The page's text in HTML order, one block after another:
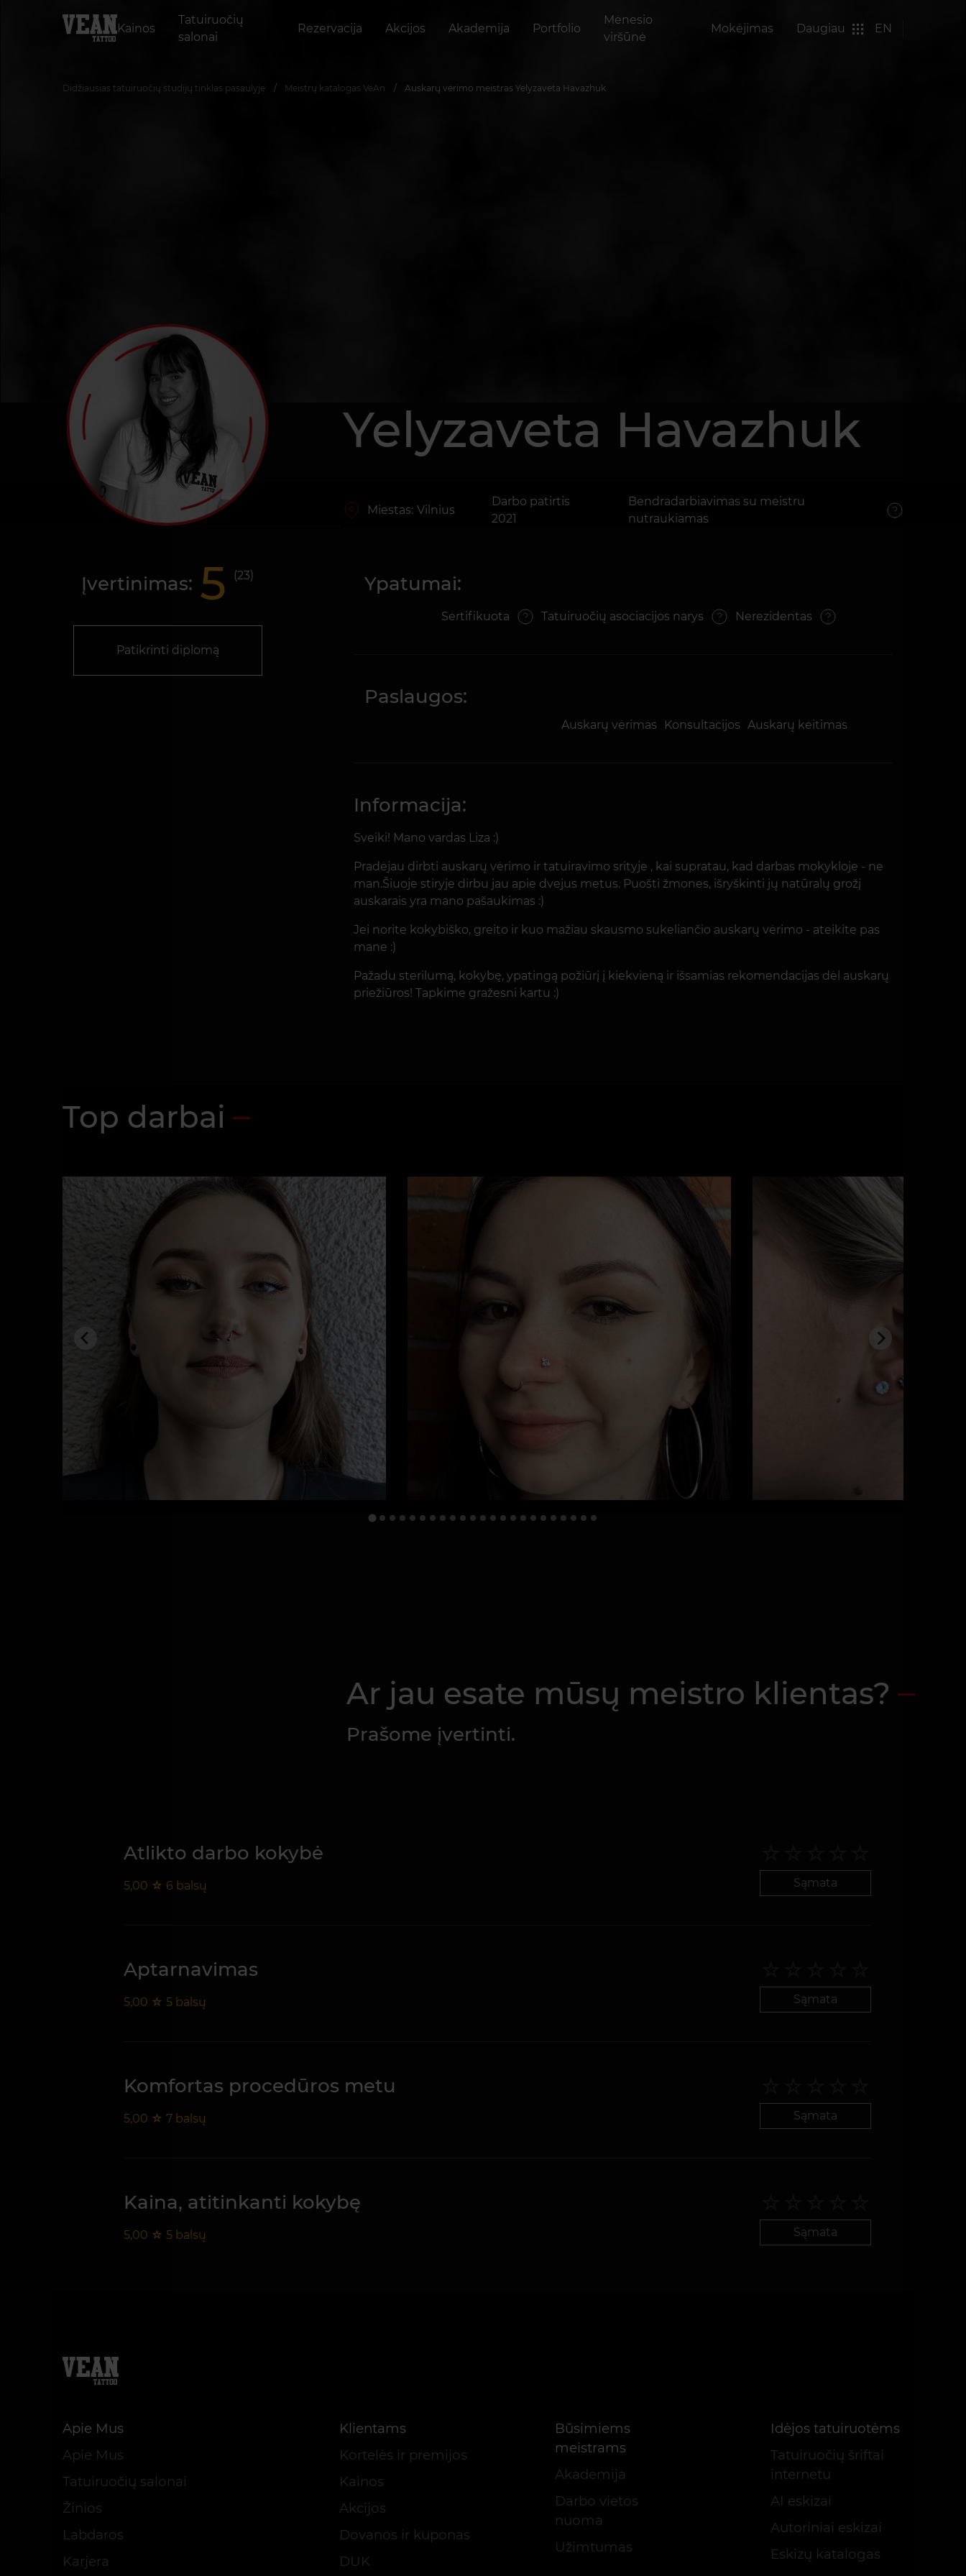
Kainos
Tatuiruočių
salonai
Rezervacija Akcijos Akademija Portfolio
Mėnesio
viršūnė
Mokėjimas Daugiau EN
Didžiausias tatuiruočių studijų tinklas pasaulyje Meistrų katalogas VeAn Auskarų vėrimo meistras Yelyzaveta Havazhuk
Yelyzaveta Havazhuk
Miestas: Vilnius
Darbo patirtis
2021
Bendradarbiavimas su meistru
nutraukiamas
Įvertinimas: 5 (23)
Patikrinti diplomą
Ypatumai:
Sertifikuota Tatuiruočių asociacijos narys Nerezidentas
Paslaugos:
Auskarų vėrimas Konsultacijos Auskarų keitimas
Informacija:
Sveiki! Mano vardas Liza :)
Pradėjau dirbti auskarų vėrimo ir tatuiravimo srityje , kai supratau, kad darbas mokykloje - ne
man.Šiuoje stiryje dirbu jau apie dvejus metus. Puošti žmones, išryškinti jų natūralų grožį
auskarais yra mano pašaukimas :)
Jei norite kokybiško, greito ir kuo mažiau skausmo sukeliančio auskarų vėrimo - ateikite pas
mane :)
Pažadu sterilumą, kokybę, ypatingą požiūrį į kiekvieną ir išsamias rekomendacijas dėl auskarų
priežiūros! Tapkime gražesni kartu :)
Top darbai
Ar jau esate mūsų meistro klientas?
Prašome įvertinti.
Atlikto darbo kokybė
5,00 ☆ 6 balsų Sąmata
Aptarnavimas
5,00 ☆ 5 balsų Sąmata
Komfortas procedūros metu
5,00 ☆ 7 balsų Sąmata
Kaina, atitinkanti kokybę
5,00 ☆ 5 balsų Sąmata
Apie Mus
Apie Mus
Tatuiruočių salonai
Žinios
Labdaros
Karjera
Klientams
Kortelės ir premijos
Kainos
Akcijos
Dovanos ir kuponas
DUK
Būsimiems
meistrams
Akademija
Darbo vietos
nuoma
Užimtumas
Idėjos tatuiruotėms
Tatuiruočių šriftai
internetu
AI eskizai
Autoriniai eskizai
Eskizų katalogas